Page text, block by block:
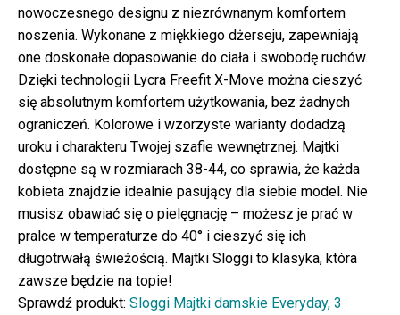
nowoczesnego designu z niezrównanym komfortem
noszenia. Wykonane z miękkiego dżerseju, zapewniają
one doskonałe dopasowanie do ciała i swobodę ruchów.
Dzięki technologii Lycra Freefit X-Move można cieszyć
się absolutnym komfortem użytkowania, bez żadnych
ograniczeń. Kolorowe i wzorzyste warianty dodadzą
uroku i charakteru Twojej szafie wewnętrznej. Majtki
dostępne są w rozmiarach 38-44, co sprawia, że każda
kobieta znajdzie idealnie pasujący dla siebie model. Nie
musisz obawiać się o pielęgnację – możesz je prać w
pralce w temperaturze do 40° i cieszyć się ich
długotrwałą świeżością. Majtki Sloggi to klasyka, która
zawsze będzie na topie!
Sprawdź produkt: Sloggi Majtki damskie Everyday, 3